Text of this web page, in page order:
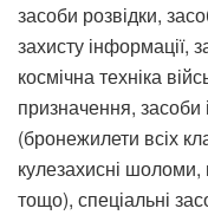
засоби розвідки,
захисту інформації,
космічна техніка
призначення, засоби
(бронежилети всіх
кулезахисні шоломи,
тощо), спеціальні